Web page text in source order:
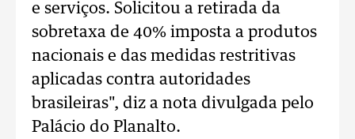
e serviços. Solicitou a retirada da
sobretaxa de 40% imposta a produtos
nacionais e das medidas restritivas
aplicadas contra autoridades
brasileiras", diz a nota divulgada pelo
Palácio do Planalto.